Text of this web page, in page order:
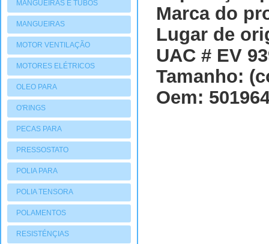
MANGUEIRAS E TUBOS
MANGUEIRAS
MOTOR VENTILAÇÃO
MOTORES ELÉTRICOS
OLEO PARA
COMPRESSORES
O'RINGS
PECAS PARA
COMPRESSORES
PRESSOSTATO
POLIA PARA
COMPRESSORES
POLIA TENSORA
POLAMENTOS
RESISTÉNÇIAS
Marca do
Lugar de
UAC # EV
Tamanho:
Oem: